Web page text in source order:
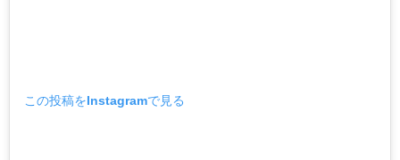
この投稿をInstagramで見る